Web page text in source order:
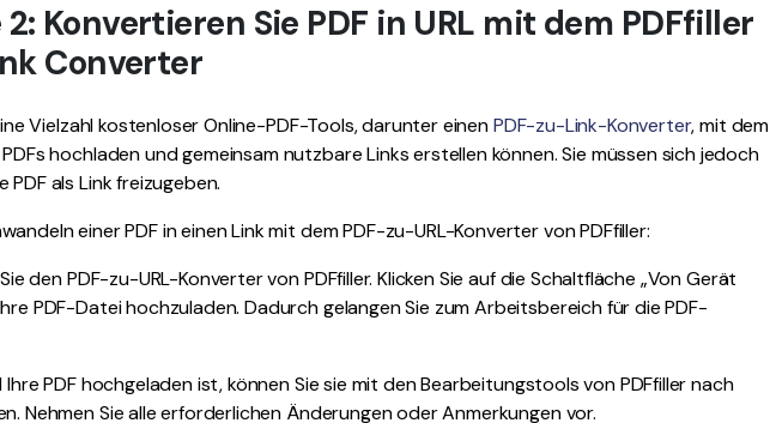
Konvertieren Sie PDF in URL mit dem PDFfiller
Converter
Vielzahl kostenloser Online-PDF-Tools, darunter einenPDF-zu-Link-Konverter, mit dem
hochladen und gemeinsam nutzbare Links erstellen können. Sie müssen sich jedoch
PDF als Link freizugeben.
einer PDF in einen Link mit dem PDF-zu-URL-Konverter von PDFfiller:
den PDF-zu-URL-Konverter von PDFfiller. Klicken Sie auf die Schaltfläche „Von Gerät
PDF-Datei hochzuladen. Dadurch gelangen Sie zum Arbeitsbereich für die PDF-
PDF hochgeladen ist, können Sie sie mit den Bearbeitungstools von PDFfiller nach
Nehmen Sie alle erforderlichen Änderungen oder Anmerkungen vor.